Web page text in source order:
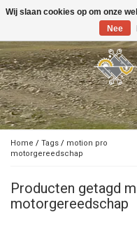
Toggle
Home / Tags / motion pro
motorgereedschap
Producten getagd
motorgereedschap
Wij slaan cookies op om onze
Nee